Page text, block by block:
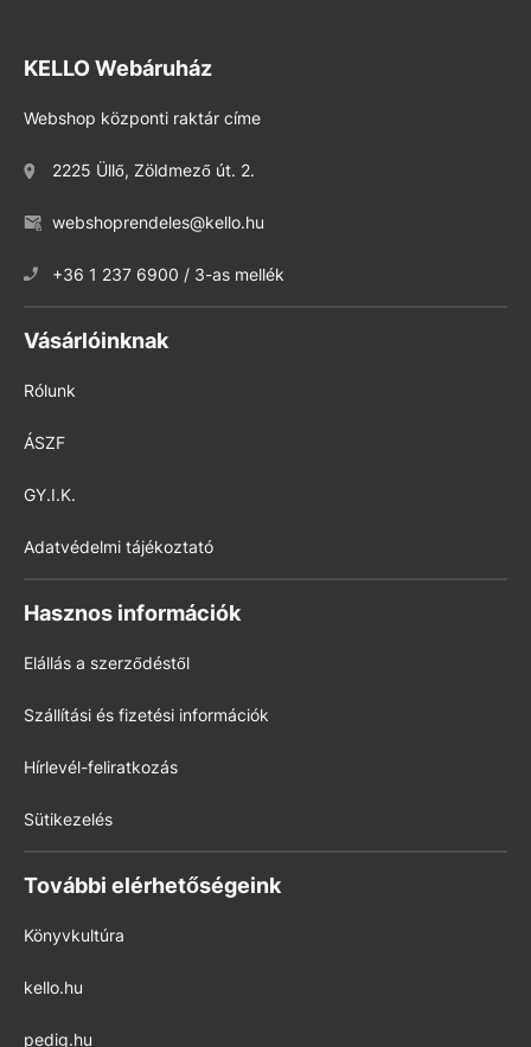
KELLO Webáruház
Webshop központi raktár címe
2225 Üllő, Zöldmező út. 2.
webshoprendeles@kello.hu
+36 1 237 6900 / 3-as mellék
Vásárlóinknak
Rólunk
ÁSZF
GY.I.K.
Adatvédelmi tájékoztató
Hasznos információk
Elállás a szerződéstől
Szállítási és fizetési információk
Hírlevél-feliratkozás
Sütikezelés
További elérhetőségeink
Könyvkultúra
kello.hu
pedig.hu